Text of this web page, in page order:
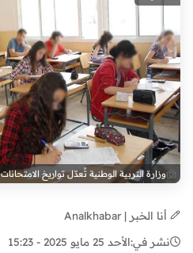
وزارة التربية الوطنية تُعدّل تواريخ الامتحانات
أنا الخبر | Analkhabar
نشر في:الأحد 25 مايو 2025 - 15:23